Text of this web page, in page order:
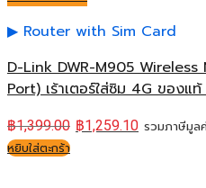
Router with Sim Card
D-Link DWR-M905
Port) เร้าเตอร์ใส่ซิม 4G ของแ
฿1,399.00 ฿1,259.10 รวมภาษีมูล
หยิบใส่ตะกร้า